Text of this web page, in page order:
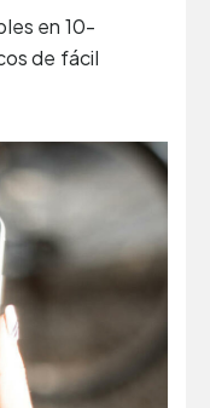
en 10-
de fácil